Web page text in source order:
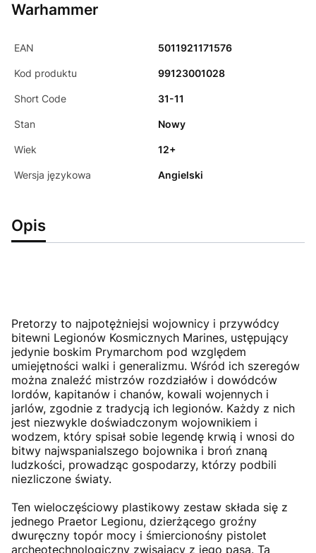
Warhammer
EAN 5011921171576
Kod produktu 99123001028
Short Code 31-11
Stan Nowy
Wiek 12+
Wersja językowa Angielski
Opis
Pretorzy to najpotężniejsi wojownicy i przywódcy
bitewni Legionów Kosmicznych Marines, ustępujący
jedynie boskim Prymarchom pod względem
umiejętności walki i generalizmu. Wśród ich szeregów
można znaleźć mistrzów rozdziałów i dowódców
lordów, kapitanów i chanów, kowali wojennych i
jarlów, zgodnie z tradycją ich legionów. Każdy z nich
jest niezwykle doświadczonym wojownikiem i
wodzem, który spisał sobie legendę krwią i wnosi do
bitwy najwspanialszego bojownika i broń znaną
ludzkości, prowadząc gospodarzy, którzy podbili
niezliczone światy.
Ten wieloczęściowy plastikowy zestaw składa się z
jednego Praetor Legionu, dzierżącego groźny
dwuręczny topór mocy i śmiercionośny pistolet
archeotechnologiczny zwisający z jego pasa. Ta